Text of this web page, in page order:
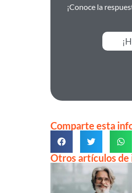
¡Conoce la
Comparte esta
Otros artículos de